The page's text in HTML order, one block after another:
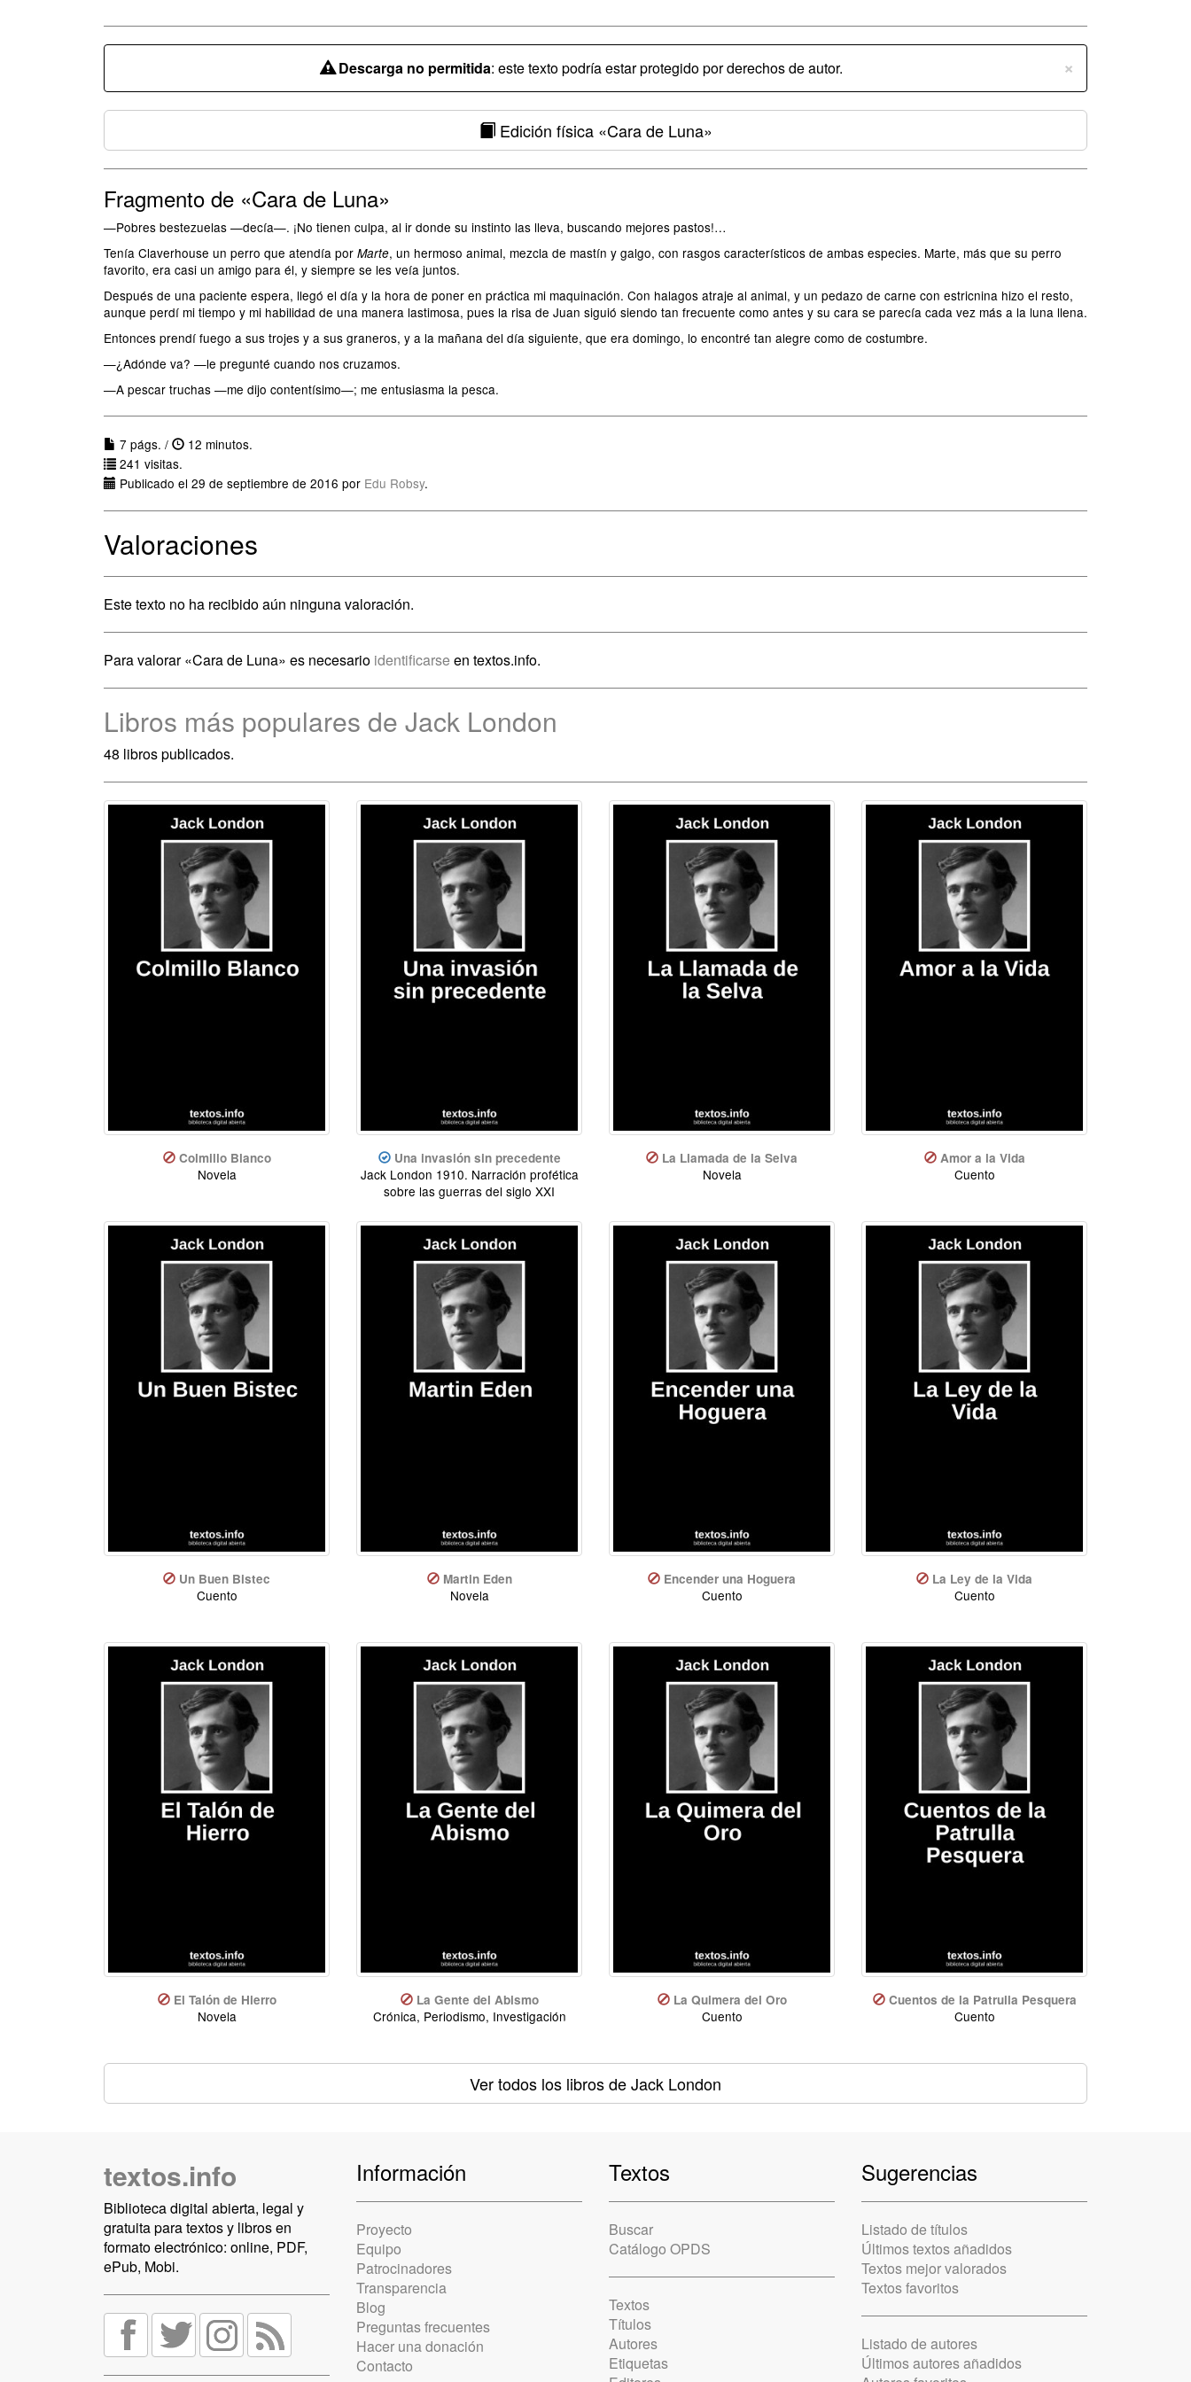
×
Descarga no permitida: este texto podría estar protegido por derechos de autor.
Edición física«Cara de Luna»
Fragmento de «Cara de Luna»
—Pobres bestezuelas —decía—. ¡No tienen culpa, al ir donde su instinto las lleva, buscando mejores pastos!…
Tenía Claverhouse un perro que atendía por Marte, un hermoso animal, mezcla de mastín y galgo, con rasgos característicos de ambas especies. Marte, más que su perro
favorito, era casi un amigo para él, y siempre se les veía juntos.
Después de una paciente espera, llegó el día y la hora de poner en práctica mi maquinación. Con halagos atraje al animal, y un pedazo de carne con estricnina hizo el resto,
aunque perdí mi tiempo y mi habilidad de una manera lastimosa, pues la risa de Juan siguió siendo tan frecuente como antes y su cara se parecía cada vez más a la luna llena.
Entonces prendí fuego a sus trojes y a sus graneros, y a la mañana del día siguiente, que era domingo, lo encontré tan alegre como de costumbre.
—¿Adónde va? —le pregunté cuando nos cruzamos.
—A pescar truchas —me dijo contentísimo—; me entusiasma la pesca.
7 págs. /
12 minutos.
241 visitas.
Publicado el 29 de septiembre de 2016 por Edu Robsy.
Valoraciones
Este texto no ha recibido aún ninguna valoración.
Para valorar «Cara de Luna» es necesario identificarse en textos.info.
Libros más populares de Jack London
48 libros publicados.
Colmillo Blanco
Novela
Una invasión sin precedente
Jack London 1910. Narración profética
sobre las guerras del siglo XXI
La Llamada de la Selva
Novela
Amor a la Vida
Cuento
Un Buen Bistec
Cuento
Martin Eden
Novela
Encender una Hoguera
Cuento
La Ley de la Vida
Cuento
El Talón de Hierro
Novela
La Gente del Abismo
Crónica, Periodismo, Investigación
La Quimera del Oro
Cuento
Cuentos de la Patrulla Pesquera
Cuento
Ver todos los librosde Jack London
textos.info
Biblioteca digital abierta, legal y
gratuita para textos y libros en
formato electrónico: online, PDF,
ePub, Mobi.
Información
Proyecto
Equipo
Patrocinadores
Transparencia
Blog
Preguntas frecuentes
Hacer una donación
Contacto
Textos
Buscar
Catálogo OPDS
Textos
Títulos
Autores
Etiquetas
Sugerencias
Listado de títulos
Últimos textos añadidos
Textos mejor valorados
Textos favoritos
Listado de autores
Últimos autores añadidos